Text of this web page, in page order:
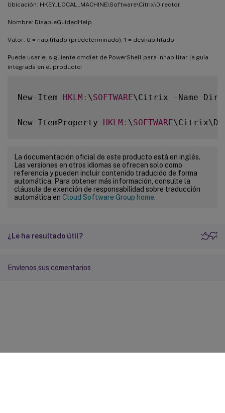
Ubicación: HKEY_LOCAL_MACHINE\Software\Citrix\Director
Nombre: DisableGuidedHelp
Valor: 0 = habilitado (predeterminado), 1 = deshabilitado
Puede usar el siguiente cmdlet de PowerShell para inhabilitar la guía
integrada en el producto:
New- Item HKLM : \SOFTWARE\Citrix - Name
New- ItemProperty HKLM : \SOFTWARE
La documentación oficial de este producto está en inglés.
Las versiones en otros idiomas se ofrecen solo como
referencia y pueden incluir contenido traducido de forma
automática. Para obtener más información, consulte la
cláusula de exención de responsabilidad sobre traducción
automática en Cloud Software Group home.
¿Le ha resultado útil?
Envíenos sus comentarios